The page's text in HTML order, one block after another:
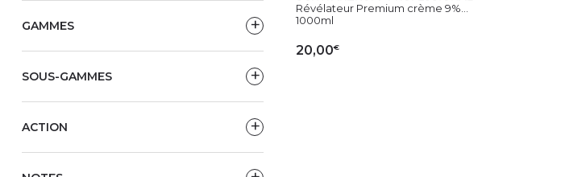
Révélateur Premium crème 9%...
1000ml
20,00€
GAMMES
SOUS-GAMMES
ACTION